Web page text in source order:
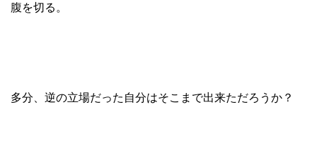
腹を切る。
多分、逆の立場だった自分はそこまで出来ただろうか？